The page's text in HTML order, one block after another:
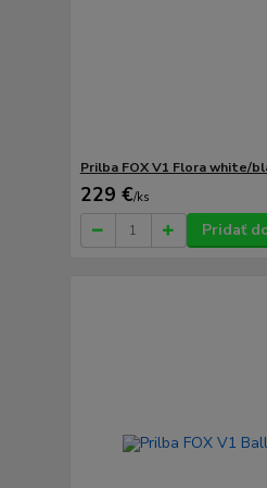
Prilba FOX V1 Flora white/
229 €/ks
Pridať